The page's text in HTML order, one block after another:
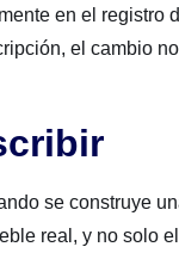
en el registro
el cambio
se construye
real, y no solo